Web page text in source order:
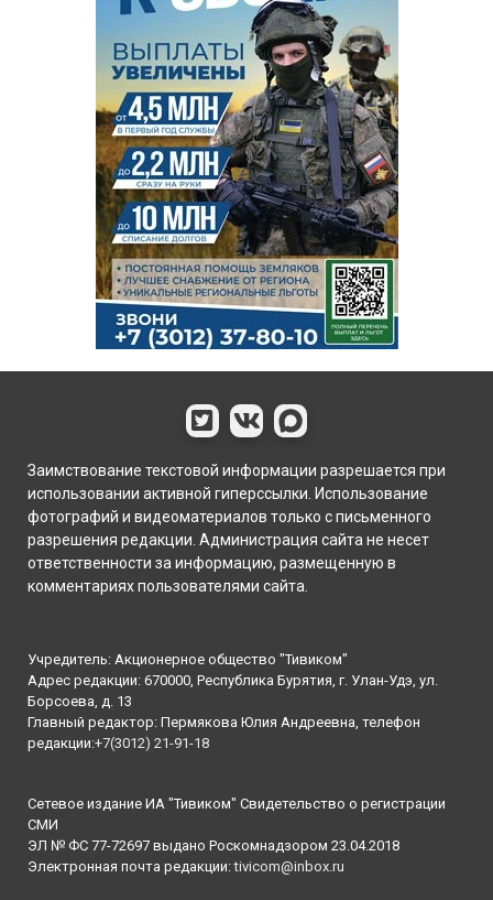
Заимствование текстовой информации разрешается при
использовании активной гиперссылки. Использование
фотографий и видеоматериалов только с письменного
разрешения редакции. Администрация сайта не несет
ответственности за информацию, размещенную в
комментариях пользователями сайта.
Учредитель: Акционерное общество "Тивиком"
Адрес редакции: 670000, Республика Бурятия, г. Улан-Удэ, ул.
Борсоева, д. 13
Главный редактор: Пермякова Юлия Андреевна, телефон
редакции:+7(3012) 21-91-18
Сетевое издание ИА "Тивиком" Свидетельство о регистрации
СМИ
ЭЛ № ФС 77-72697 выдано Роскомнадзором 23.04.2018
Электронная почта редакции:tivicom@inbox.ru